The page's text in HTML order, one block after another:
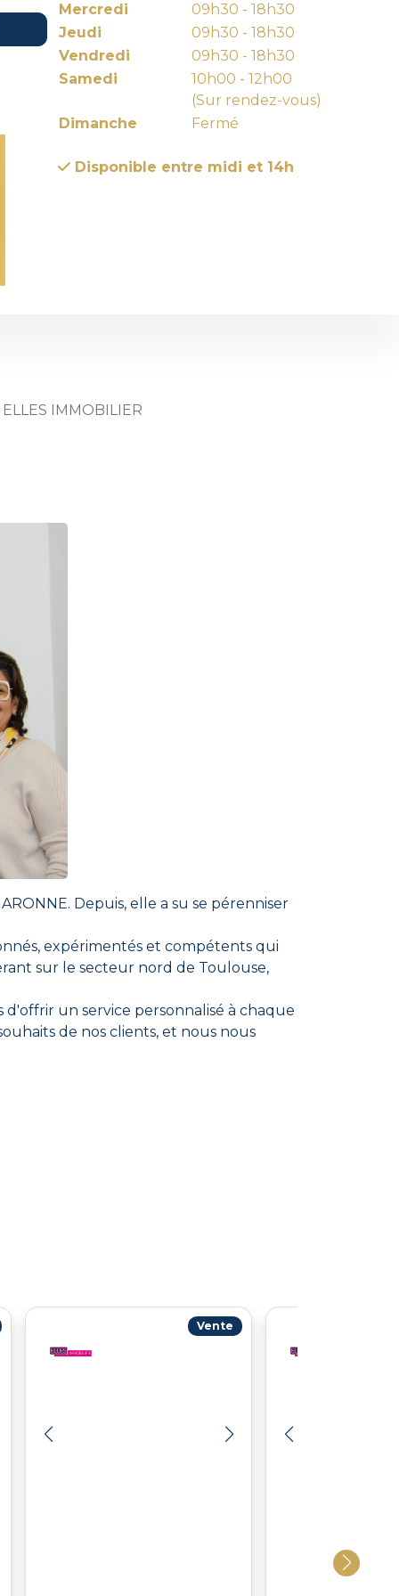
Mercredi
09h30 - 18h30
Jeudi
09h30 - 18h30
Vendredi
09h30 - 18h30
Samedi
10h00 - 12h00
(Sur rendez-vous)
Dimanche
Fermé
Disponible entre midi et 14h
ELLES IMMOBILIER
Depuis, elle a su se pérenniser
expérimentés et compétents qui
sur le secteur nord de Toulouse,
un service personnalisé à chaque
de nos clients, et nous nous
du processus, en leur fournissant des
Vente